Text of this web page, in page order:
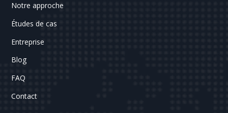
Notre approche
Études de cas
Entreprise
Blog
FAQ
Contact